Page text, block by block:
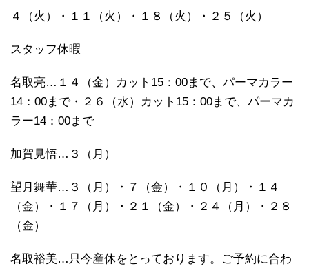
４（火）・１１（火）・１８（火）・２５（火）
スタッフ休暇
名取亮…１４（金）カット15：00まで、パーマカラー
14：00まで・２６（水）カット15：00まで、パーマカ
ラー14：00まで
加賀見悟…３（月）
望月舞華…３（月）・７（金）・１０（月）・１４
（金）・１７（月）・２１（金）・２４（月）・２８
（金）
名取裕美…只今産休をとっております。ご予約に合わ